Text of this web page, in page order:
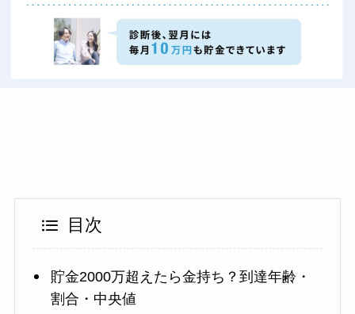
目次
貯金2000万超えたら金持ち？到達年齢・
割合・中央値